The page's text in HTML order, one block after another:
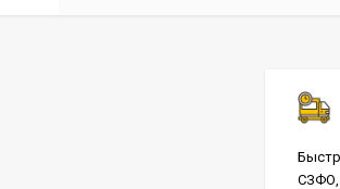
СЗФО,